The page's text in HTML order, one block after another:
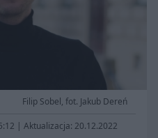
Filip Sobel, fot. Jakub Dereń
| Aktualizacja: 20.12.2022